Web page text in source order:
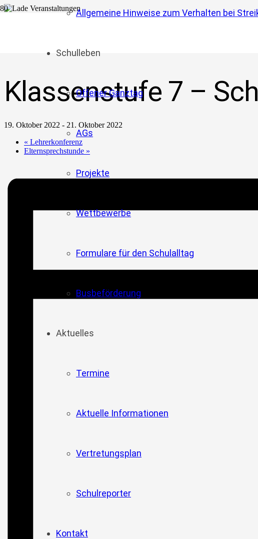
Allgemeine Hinweise zum Verhalten bei
Schulleben
Offener Ganztag
AGs
Projekte
Wettbewerbe
Formulare für den Schulalltag
Busbeförderung
Aktuelles
Termine
Aktuelle Informationen
Vertretungsplan
Schulreporter
Kontakt
Klassenstufe 7 –
19. Oktober 2022 - 21. Oktober 2022
« Lehrerkonferenz
Elternsprechstunde »